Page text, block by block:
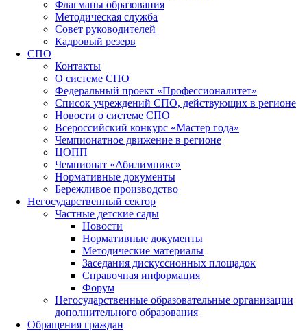
Флагманы образования
Методическая служба
Совет руководителей
Кадровый резерв
СПО
Контакты
О системе СПО
Федеральный проект «Профессионалитет»
Список учреждений СПО, действующих в регионе
Новости о системе СПО
Всероссийский конкурс «Мастер года»
Чемпионатное движение в регионе
ЦОПП
Чемпионат «Абилимпикс»
Нормативные документы
Бережливое производство
Негосударственный сектор
Частные детские сады
Новости
Нормативные документы
Методические материалы
Заседания дискуссионных площадок
Справочная информация
Форум
Негосударственные образовательные организации
дополнительного образования
Обращения граждан